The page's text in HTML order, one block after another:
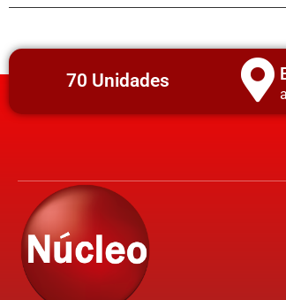
70 Unidades